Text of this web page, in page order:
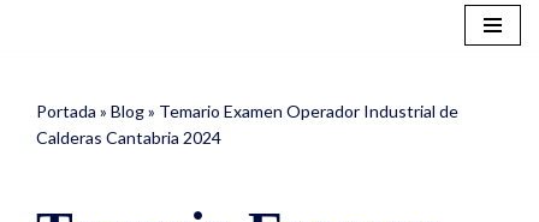
contenido
Portada » Blog» Temario Examen Operador Industrial de
Calderas Cantabria 2024